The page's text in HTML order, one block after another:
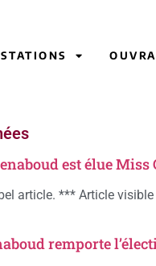
est élue Miss
article. *** Article
remporte